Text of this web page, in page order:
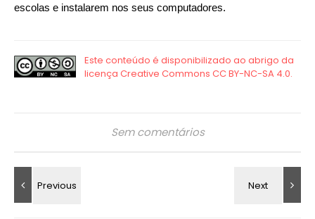
escolas e instalarem nos seus computadores.
Sem comentários